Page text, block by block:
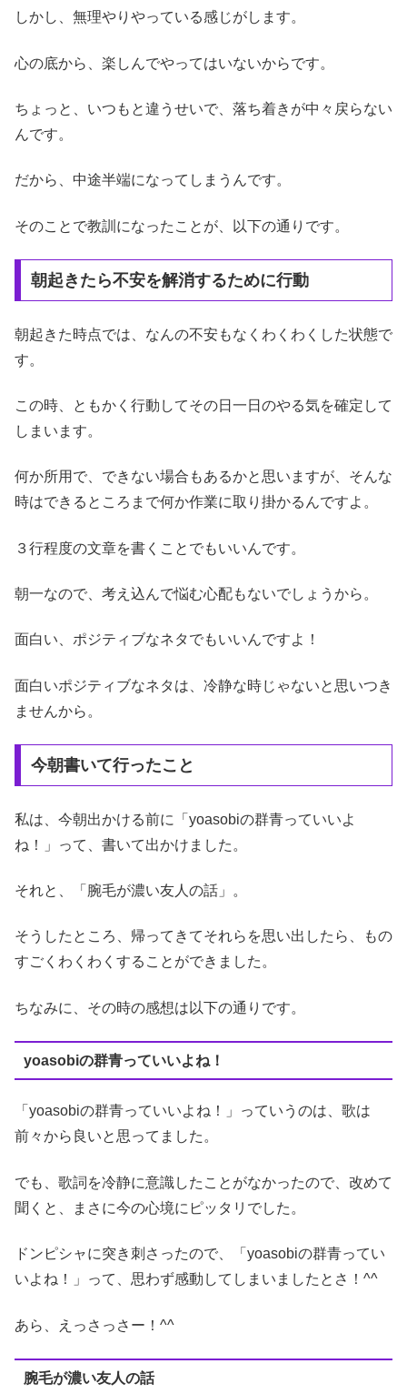
しかし、無理やりやっている感じがします。
心の底から、楽しんでやってはいないからです。
ちょっと、いつもと違うせいで、落ち着きが中々戻らない
んです。
だから、中途半端になってしまうんです。
そのことで教訓になったことが、以下の通りです。
朝起きたら不安を解消するために行動
朝起きた時点では、なんの不安もなくわくわくした状態で
す。
この時、ともかく行動してその日一日のやる気を確定して
しまいます。
何か所用で、できない場合もあるかと思いますが、そんな
時はできるところまで何か作業に取り掛かるんですよ。
３行程度の文章を書くことでもいいんです。
朝一なので、考え込んで悩む心配もないでしょうから。
面白い、ポジティブなネタでもいいんですよ！
面白いポジティブなネタは、冷静な時じゃないと思いつき
ませんから。
今朝書いて行ったこと
私は、今朝出かける前に「yoasobiの群青っていいよ
ね！」って、書いて出かけました。
それと、「腕毛が濃い友人の話」。
そうしたところ、帰ってきてそれらを思い出したら、もの
すごくわくわくすることができました。
ちなみに、その時の感想は以下の通りです。
yoasobiの群青っていいよね！
「yoasobiの群青っていいよね！」っていうのは、歌は
前々から良いと思ってました。
でも、歌詞を冷静に意識したことがなかったので、改めて
聞くと、まさに今の心境にピッタリでした。
ドンピシャに突き刺さったので、「yoasobiの群青ってい
いよね！」って、思わず感動してしまいましたとさ！^^
あら、えっさっさー！^^
腕毛が濃い友人の話